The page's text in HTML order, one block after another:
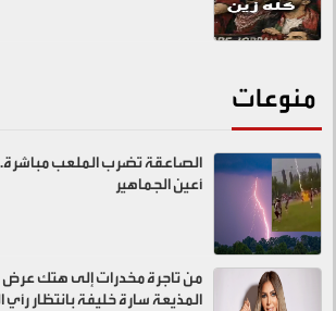
منوعات
الصاعقة تضرب الملعب
أعين الجماهير
من تاجرة مخدرات إلى هتك عرض
المذيعة سارة خليفة بانتظار